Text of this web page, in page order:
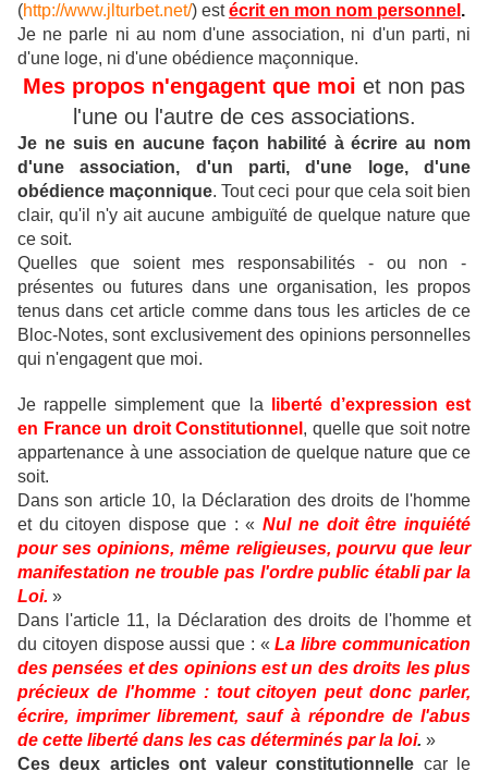
(http://www.jlturbet.net/) estécrit en mon nom personnel .
Je ne parle ni au nom d'une association, ni d'un parti, ni
d'une loge, ni d'une obédience maçonnique.
Mes propos n'engagent que moi et non pas
l'une ou l'autre de ces associations.
Je ne suis en aucune façon habilité à écrire au nom
d'une association, d'un parti, d'une loge, d'une
obédience maçonnique.Tout ceci pour que cela soit bien
clair, qu'il n'y ait aucune ambiguïté de quelque nature que
ce soit.
Quelles que soient mes responsabilités - ou non -
présentes ou futures dans une organisation, les propos
tenus dans cet article comme dans tous les articles de ce
Bloc-Notes, sont exclusivement des opinions personnelles
qui n'engagent que moi.
Je rappelle simplement que la
liberté d’expression est
en France un droit Constitutionnel , quelle que soit notre
appartenance à une association de quelque nature que ce
soit.
Dans son article 10, la Déclaration des droits de l'homme
et du citoyen dispose que : «Nul ne doit être inquiété
pour ses opinions, même religieuses, pourvu que leur
manifestation ne trouble pas l'ordre public établi par la
Loi. »
Dans l'article 11, la Déclaration des droits de l'homme et
du citoyen dispose aussi que : «La libre communication
des pensées et des opinions est un des droits les plus
précieux de l'homme : tout citoyen peut donc parler,
écrire, imprimer librement, sauf à répondre de l'abus
de cette liberté dans les cas déterminés par la loi. »
Ces deux articles ont valeur constitutionnelle car le